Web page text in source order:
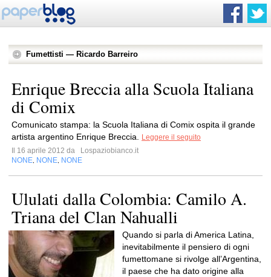
Fumettisti — Ricardo Barreiro
Enrique Breccia alla Scuola Italiana
di Comix
Comunicato stampa: la Scuola Italiana di Comix ospita il grande
artista argentino Enrique Breccia.
Leggere il seguito
Il 16 aprile 2012 da
Lospaziobianco.it
NONE NONE NONE
Ululati dalla Colombia: Camilo A.
Triana del Clan Nahualli
Quando si parla di America Latina,
inevitabilmente il pensiero di ogni
fumettomane si rivolge all’Argentina,
il paese che ha dato origine alla